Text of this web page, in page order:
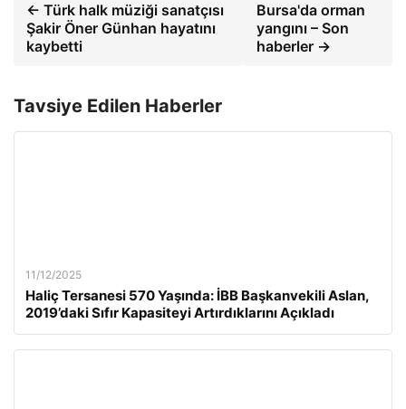
← Türk halk müziği sanatçısı
Şakir Öner Günhan hayatını
kaybetti
Bursa'da orman
yangını – Son
haberler →
Tavsiye Edilen Haberler
11/12/2025
Haliç Tersanesi 570 Yaşında: İBB Başkanvekili Aslan,
2019’daki Sıfır Kapasiteyi Artırdıklarını Açıkladı